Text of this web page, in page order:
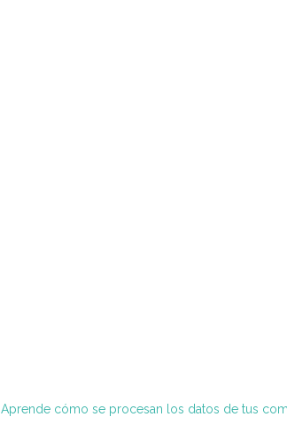
Aprende cómo se procesan los datos de tus